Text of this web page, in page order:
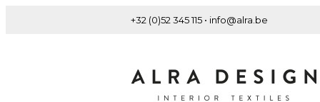
+32 (0)52 345 115 • info@alra.be